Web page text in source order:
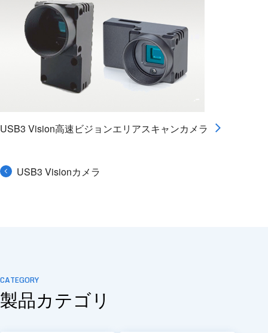
USB3 Vision高速ビジョンエリアスキャンカメラ
USB3 Visionカメラ
CATEGORY
製品カテゴリ